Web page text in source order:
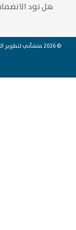
هل تود
© 2026 منشأتي